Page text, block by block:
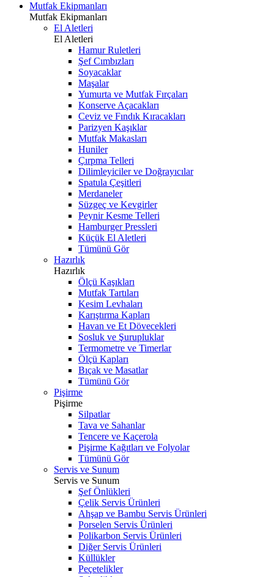
Mutfak Ekipmanları
Mutfak Ekipmanları
El Aletleri
El Aletleri
Hamur Ruletleri
Şef Cımbızları
Soyacaklar
Maşalar
Yumurta ve Mutfak Fırçaları
Konserve Açacakları
Ceviz ve Fındık Kıracakları
Parizyen Kaşıklar
Mutfak Makasları
Huniler
Çırpma Telleri
Dilimleyiciler ve Doğrayıcılar
Spatula Çeşitleri
Merdaneler
Süzgeç ve Kevgirler
Peynir Kesme Telleri
Hamburger Pressleri
Küçük El Aletleri
Tümünü Gör
Hazırlık
Hazırlık
Ölçü Kaşıkları
Mutfak Tartıları
Kesim Levhaları
Karıştırma Kapları
Havan ve Et Dövecekleri
Sosluk ve Şurupluklar
Termometre ve Timerlar
Ölçü Kapları
Bıçak ve Masatlar
Tümünü Gör
Pişirme
Pişirme
Silpatlar
Tava ve Sahanlar
Tencere ve Kaçerola
Pişirme Kağıtları ve Folyolar
Tümünü Gör
Servis ve Sunum
Servis ve Sunum
Şef Önlükleri
Çelik Servis Ürünleri
Ahşap ve Bambu Servis Ürünleri
Porselen Servis Ürünleri
Polikarbon Servis Ürünleri
Diğer Servis Ürünleri
Küllükler
Peçetelikler